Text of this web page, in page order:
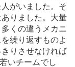
がいました。そ
りました。大量
くの違うメカニ
繰り返すものよ
りさせなければ
いチームでし